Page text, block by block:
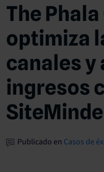
The
optimiza
canales y
ingresos
Publicado en Casos de